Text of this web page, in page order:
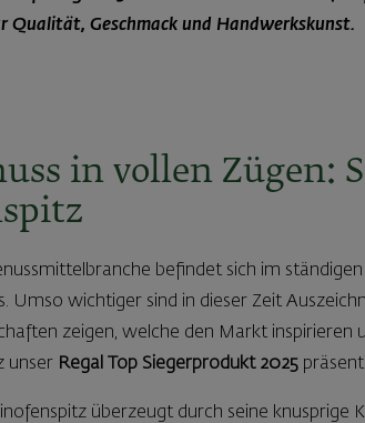
Qualität, Geschmack und Handwerkskunst.
in vollen Zügen:
befindet sich im
Umso wichtiger sind in dieser Zeit
zeigen, welche den Markt inspirieren
unser Regal Top Siegerprodukt 2025
überzeugt durch seine knusprige